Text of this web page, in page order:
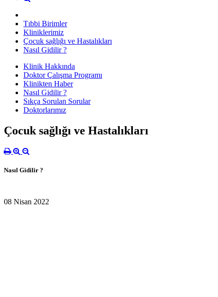
Tıbbi Birimler
Kliniklerimiz
Çocuk sağlığı ve Hastalıkları
Nasıl Gidilir ?
Klinik Hakkında
Doktor Çalışma Programı
Klinikten Haber
Nasıl Gidilir ?
Sıkça Sorulan Sorular
Doktorlarımız
Çocuk sağlığı ve Hastalıkları
Nasıl Gidilir ?
08 Nisan 2022